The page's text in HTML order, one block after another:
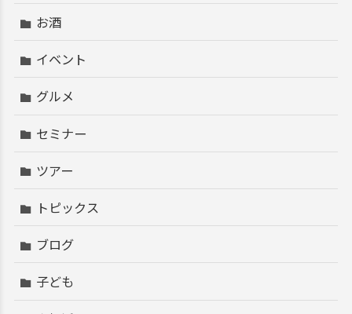
お酒
イベント
グルメ
セミナー
ツアー
トピックス
ブログ
子ども